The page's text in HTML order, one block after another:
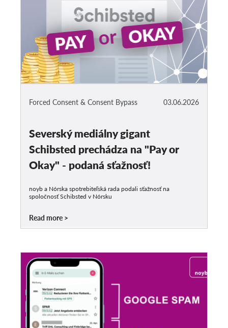
03.06.2026
Forced Consent & Consent Bypass
Severský mediálny gigant
Schibsted prechádza na "Pay or
Okay" - podaná sťažnosť!
noyb a Nórska spotrebiteľská rada podali sťažnosť na
spoločnosť Schibsted v Nórsku
Read more